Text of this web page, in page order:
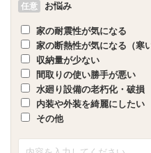
任意 お悩み
家の耐震性が気になる
家の断熱性が気になる（寒
収納量が少ない
間取りの使い勝手が悪い
水廻り設備の老朽化・破損
内装や外装を綺麗にしたい
その他